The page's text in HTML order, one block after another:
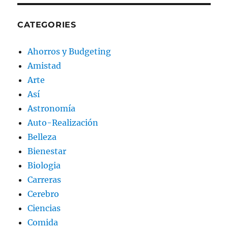
CATEGORIES
Ahorros y Budgeting
Amistad
Arte
Así
Astronomía
Auto-Realización
Belleza
Bienestar
Biologia
Carreras
Cerebro
Ciencias
Comida